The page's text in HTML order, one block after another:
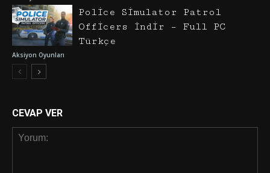
Aksiyon Oyunları
Police Simulator Patrol
Officers İndir – Full PC
Türkçe
CEVAP VER